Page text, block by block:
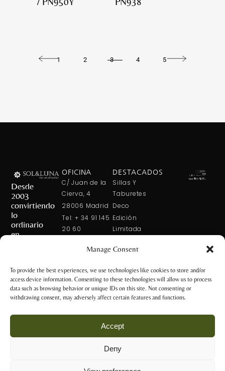
Manage Consent
To provide the best experiences, we use technologies like cookies to store and/or
access device information. Consenting to these technologies will allow us to process
data such as browsing behavior or unique IDs on this site. Not consenting or
withdrawing consent, may adversely affect certain features and functions.
Accept
Deny
1 2 3 4 5
Desde
2003
convirtiendo
lo
ordinario
en
OFICINA
C/ Juan de la
Cierva, 4
28006 Madrid
Tel: + 34 91 145
20 60
TIENDA
C/ Núñez de
+34 917 81 28
+34 600 421 113
DESTACADOS
Sillas Y
Taburetes
Deco
Edición
Limitada
Mesa
Chic